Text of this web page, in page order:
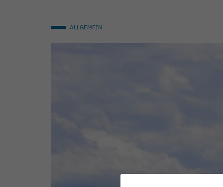
ALLGEMEIN